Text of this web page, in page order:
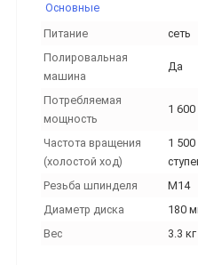
Основные
Питание
сеть
Полировальная
машина
Да
Потребляемая
мощность
1 600
Частота вращения
(холостой ход)
1
Резьба шпинделя
M14
Диаметр диска
180
Вес
3.3 кг